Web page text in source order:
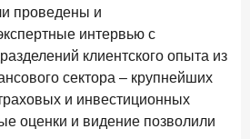
объем выдач кредитов
секундами». Новые стандарты
центра
проведены и
интервью с
клиентского опыта из
сектора – крупнейших
и инвестиционных
оценки и видение позволили